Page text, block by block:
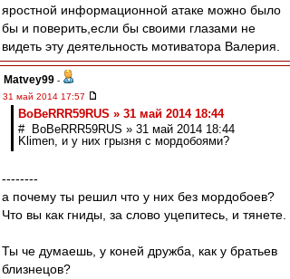
яростной информационной атаке можно было
бы и поверить,если бы своими глазами не
видеть эту деятельность мотиватора Валерия.
Matvey99 -
31 май 2014 17:57
BoBeRRR59RUS » 31 май 2014 18:44
# BoBeRRR59RUS » 31 май 2014 18:44
Klimen, и у них грызня с мордобоями?
--------
а почему ты решил что у них без мордобоев?
Что вы как гниды, за слово уцепитесь, и тянете.
Ты че думаешь, у коней дружба, как у братьев
близнецов?